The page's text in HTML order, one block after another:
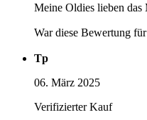
Meine Oldies lieben das
War diese Bewertung
Tp
06. März 2025
Verifizierter Kauf